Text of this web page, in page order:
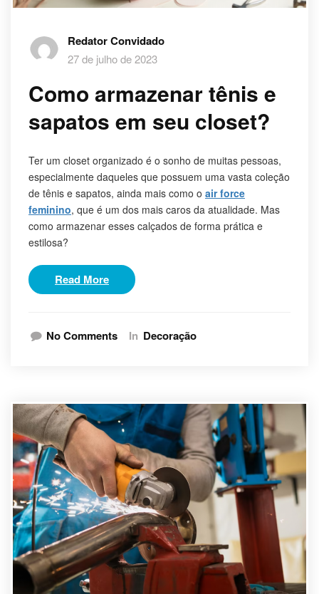
Redator Convidado
27 de julho de 2023
Como armazenar tênis e
sapatos em seu closet?
Ter um closet organizado é o sonho de muitas pessoas,
especialmente daqueles que possuem uma vasta coleção
de tênis e sapatos, ainda mais como o air force
feminino, que é um dos mais caros da atualidade. Mas
como armazenar esses calçados de forma prática e
estilosa?
Read More
No Comments In Decoração